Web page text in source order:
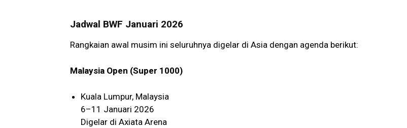
Jadwal BWF Januari 2026
Rangkaian awal musim ini seluruhnya digelar di Asia dengan agenda berikut:
Malaysia Open (Super 1000)
Kuala Lumpur, Malaysia
6–11 Januari 2026
Digelar di Axiata Arena